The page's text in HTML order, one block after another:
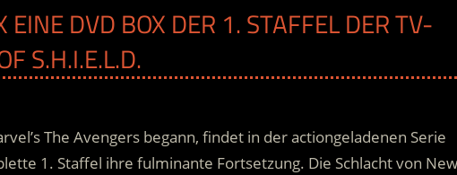
DVD BOX DER 1. STAFFEL DER TV-
S.H.I.E.L.D.
The Avengers begann, findet in der actiongeladenen Serie
1. Staffel ihre fulminante Fortsetzung. Die Schlacht von New